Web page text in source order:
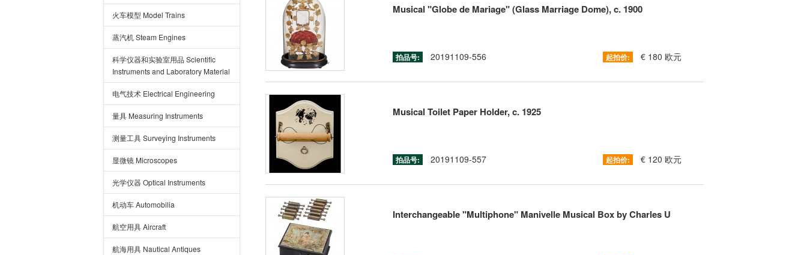
火车模型 Model Trains
蒸汽机 Steam Engines
科学仪器和实验室用品 Scientific
Instruments and Laboratory Material
电气技术 Electrical Engineering
量具 Measuring Instruments
测量工具 Surveying Instruments
显微镜 Microscopes
光学仪器 Optical Instruments
机动车 Automobilia
航空用具 Aircraft
航海用具 Nautical Antiques
Musical "Globe de Mariage" (Glass Marriage Dome), c. 1900
拍品号: 20191109-556 起拍价: € 180 欧元
Musical Toilet Paper Holder, c. 1925
拍品号: 20191109-557 起拍价: € 120 欧元
Interchangeable "Multiphone" Manivelle Musical Box by Charles U